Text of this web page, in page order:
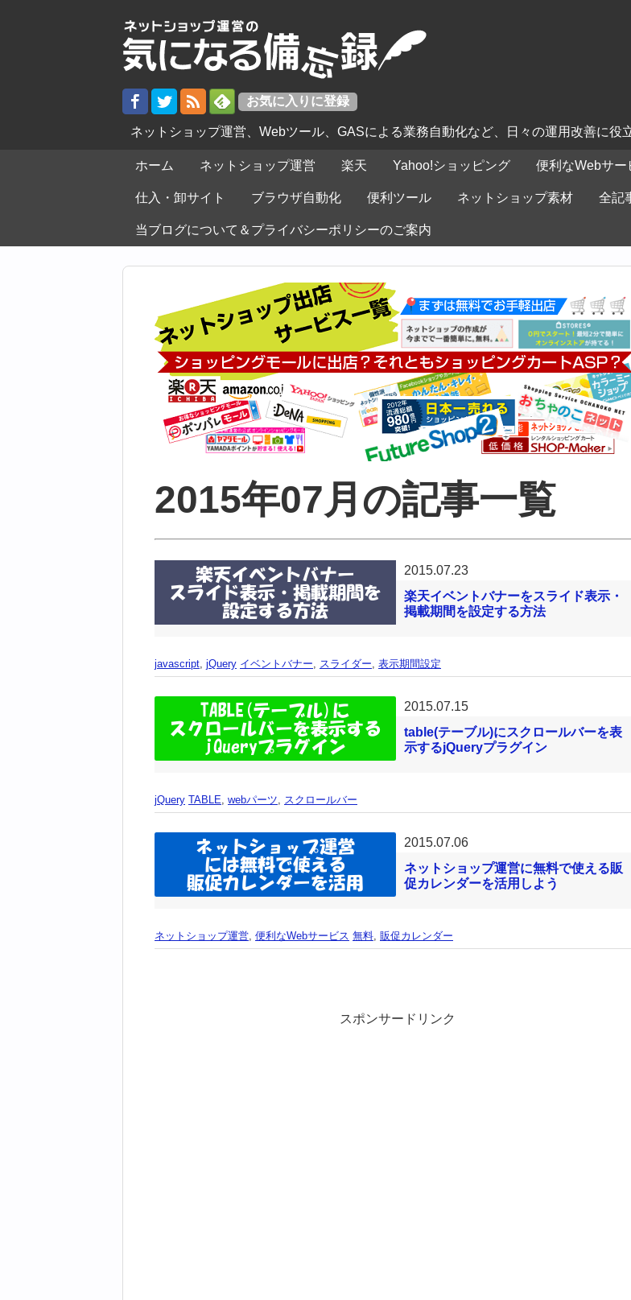
ネットショップ運営、Webツール、GASによる業務自動化など、日々の運用改善に役
ホーム ネットショップ運営 楽天 Yahoo!ショッピング 便利なWebサー
仕入・卸サイト ブラウザ自動化 便利ツール ネットショップ素材 全記
当ブログについて＆プライバシーポリシーのご案内
2015年07月の記事一覧
2015.07.23
楽天イベントバナーをスライド表示・
掲載期間を設定する方法
javascript, jQuery イベントバナー, スライダー, 表示期間設定
2015.07.15
table(テーブル)にスクロールバーを表
示するjQueryプラグイン
jQuery TABLE, webパーツ, スクロールバー
2015.07.06
ネットショップ運営に無料で使える販
促カレンダーを活用しよう
ネットショップ運営, 便利なWebサービス 無料, 販促カレンダー
スポンサードリンク